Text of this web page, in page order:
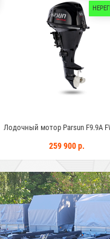
EFI Лодочный мотор
255 500